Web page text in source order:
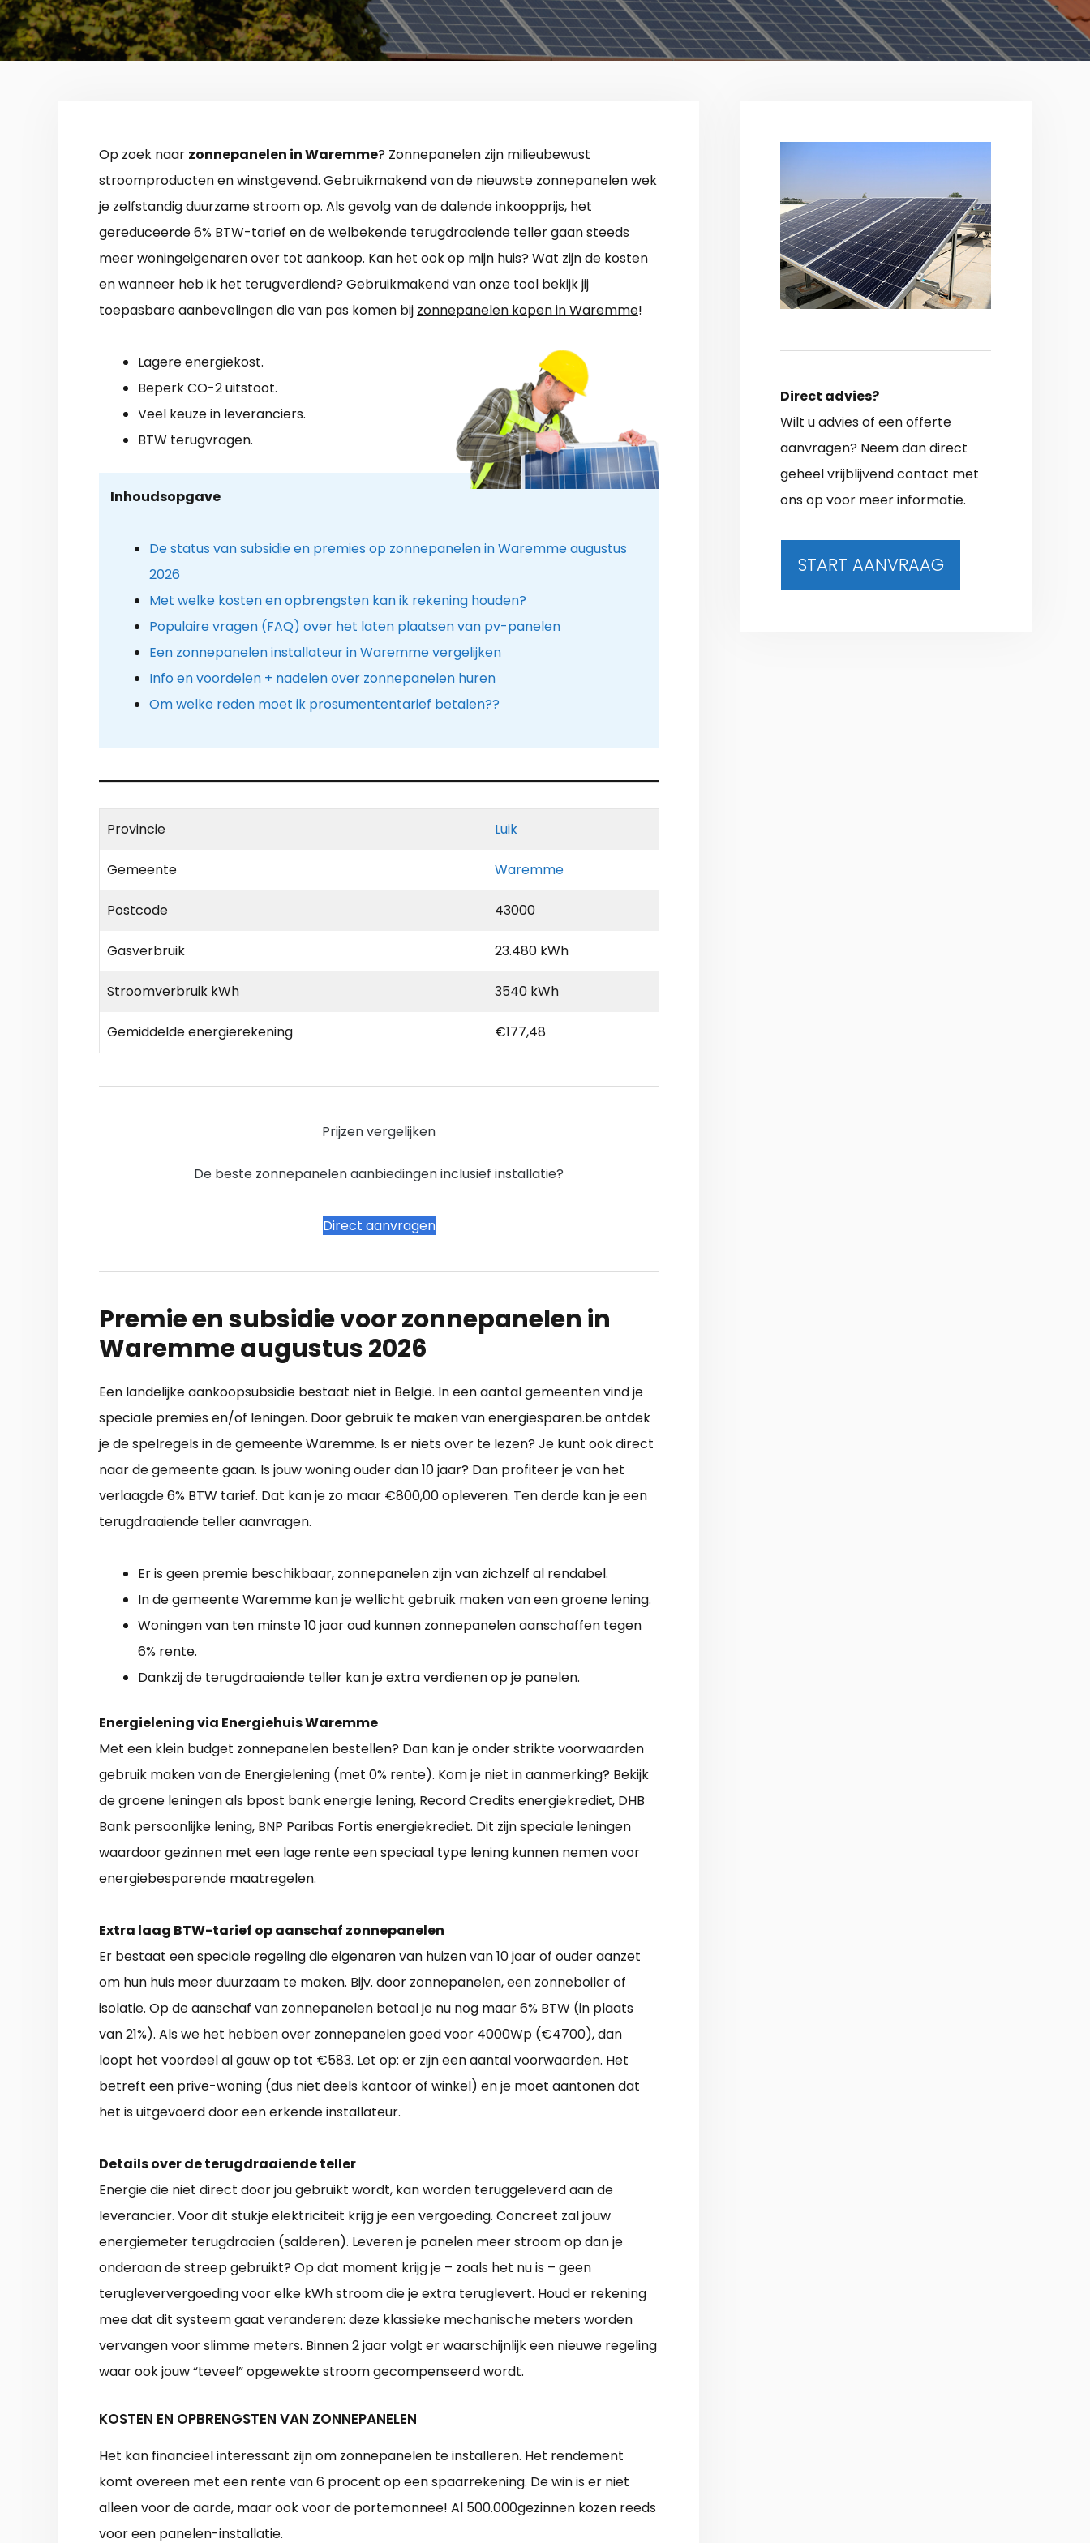
Op zoek naar zonnepanelen in Waremme? Zonnepanelen zijn milieubewust
stroomproducten en winstgevend. Gebruikmakend van de nieuwste zonnepanelen wek
je zelfstandig duurzame stroom op. Als gevolg van de dalende inkoopprijs, het
gereduceerde 6% BTW-tarief en de welbekende terugdraaiende teller gaan steeds
meer woningeigenaren over tot aankoop. Kan het ook op mijn huis? Wat zijn de kosten
en wanneer heb ik het terugverdiend? Gebruikmakend van onze tool bekijk jij
toepasbare aanbevelingen die van pas komen bij zonnepanelen kopen in Waremme!
Lagere energiekost.
Beperk CO-2 uitstoot.
Veel keuze in leveranciers.
BTW terugvragen.
Inhoudsopgave
De status van subsidie en premies op zonnepanelen in Waremme augustus
2026
Met welke kosten en opbrengsten kan ik rekening houden?
Populaire vragen (FAQ) over het laten plaatsen van pv-panelen
Een zonnepanelen installateur in Waremme vergelijken
Info en voordelen + nadelen over zonnepanelen huren
Om welke reden moet ik prosumententarief betalen??
Provincie Luik
Gemeente Waremme
Postcode 43000
Gasverbruik 23.480 kWh
Stroomverbruik kWh 3540 kWh
Gemiddelde energierekening €177,48
Prijzen vergelijken
De beste zonnepanelen aanbiedingen inclusief installatie?
Direct aanvragen
Premie en subsidie voor zonnepanelen in
Waremme augustus 2026
Een landelijke aankoopsubsidie bestaat niet in België. In een aantal gemeenten vind je
speciale premies en/of leningen. Door gebruik te maken van energiesparen.be ontdek
je de spelregels in de gemeente Waremme. Is er niets over te lezen? Je kunt ook direct
naar de gemeente gaan. Is jouw woning ouder dan 10 jaar? Dan profiteer je van het
verlaagde 6% BTW tarief. Dat kan je zo maar €800,00 opleveren. Ten derde kan je een
terugdraaiende teller aanvragen.
Er is geen premie beschikbaar, zonnepanelen zijn van zichzelf al rendabel.
In de gemeente Waremme kan je wellicht gebruik maken van een groene lening.
Woningen van ten minste 10 jaar oud kunnen zonnepanelen aanschaffen tegen
6% rente.
Dankzij de terugdraaiende teller kan je extra verdienen op je panelen.
Energielening via Energiehuis Waremme
Met een klein budget zonnepanelen bestellen? Dan kan je onder strikte voorwaarden
gebruik maken van de Energielening (met 0% rente). Kom je niet in aanmerking? Bekijk
de groene leningen als bpost bank energie lening, Record Credits energiekrediet, DHB
Bank persoonlijke lening, BNP Paribas Fortis energiekrediet. Dit zijn speciale leningen
waardoor gezinnen met een lage rente een speciaal type lening kunnen nemen voor
energiebesparende maatregelen.
Extra laag BTW-tarief op aanschaf zonnepanelen
Er bestaat een speciale regeling die eigenaren van huizen van 10 jaar of ouder aanzet
om hun huis meer duurzaam te maken. Bijv. door zonnepanelen, een zonneboiler of
isolatie. Op de aanschaf van zonnepanelen betaal je nu nog maar 6% BTW (in plaats
van 21%). Als we het hebben over zonnepanelen goed voor 4000Wp (€4700), dan
loopt het voordeel al gauw op tot €583. Let op: er zijn een aantal voorwaarden. Het
betreft een prive-woning (dus niet deels kantoor of winkel) en je moet aantonen dat
het is uitgevoerd door een erkende installateur.
Details over de terugdraaiende teller
Energie die niet direct door jou gebruikt wordt, kan worden teruggeleverd aan de
leverancier. Voor dit stukje elektriciteit krijg je een vergoeding. Concreet zal jouw
energiemeter terugdraaien (salderen). Leveren je panelen meer stroom op dan je
onderaan de streep gebruikt? Op dat moment krijg je – zoals het nu is – geen
terugleververgoeding voor elke kWh stroom die je extra teruglevert. Houd er rekening
mee dat dit systeem gaat veranderen: deze klassieke mechanische meters worden
vervangen voor slimme meters. Binnen 2 jaar volgt er waarschijnlijk een nieuwe regeling
waar ook jouw “teveel” opgewekte stroom gecompenseerd wordt.
KOSTEN EN OPBRENGSTEN VAN ZONNEPANELEN
Het kan financieel interessant zijn om zonnepanelen te installeren. Het rendement
komt overeen met een rente van 6 procent op een spaarrekening. De win is er niet
alleen voor de aarde, maar ook voor de portemonnee! Al 500.000gezinnen kozen reeds
voor een panelen-installatie.
Direct advies?
Wilt u advies of een offerte
aanvragen? Neem dan direct
geheel vrijblijvend contact met
ons op voor meer informatie.
START AANVRAAG